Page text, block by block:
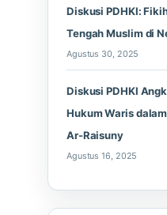
Diskusi PDHKI:
Tengah Muslim di
Agustus 30, 2025
Diskusi PDHKI
Hukum Waris
Ar-Raisuny
Agustus 16, 2025